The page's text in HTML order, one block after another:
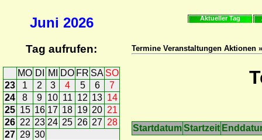
Juni 2026
Tag aufrufen:
MO DI MI DO FR SA SO
23
1 2 3 4 5 6
7
24
8 9 10 11 12 13 14
25 15 16 17 18 19 20 21
26 22 23 24 25 26 27 28
27 29 30
Aktueller Tag
Termine Veranstaltungen Aktionen
StartdatumStartzeit